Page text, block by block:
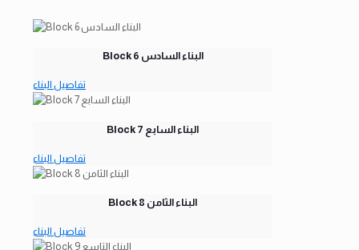
Block 6 البناء السادس
تفاصيل البناء
Block 7 البناء السابع
تفاصيل البناء
Block 8 البناء الثامن
تفاصيل البناء